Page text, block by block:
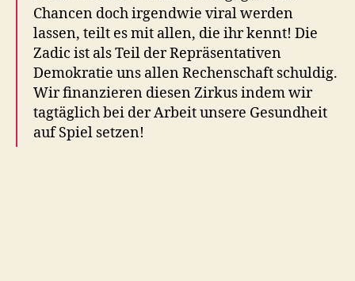
Chancen doch irgendwie viral werden
lassen, teilt es mit allen, die ihr kennt! Die
Zadic ist als Teil der Repräsentativen
Demokratie uns allen Rechenschaft schuldig.
Wir finanzieren diesen Zirkus indem wir
tagtäglich bei der Arbeit unsere Gesundheit
auf Spiel setzen!